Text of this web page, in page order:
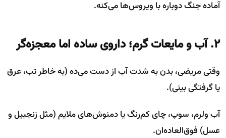
آماده جنگ دوباره با ویروس‌ها می‌کنه.
۲. آب و مایعات گرم؛ داروی ساده اما معجزه‌گر
وقتی مریضی، بدن به شدت آب از دست می‌ده (به خاطر تب، عرق
یا گرفتگی بینی).
آب ولرم، سوپ، چای کم‌رنگ یا دمنوش‌های ملایم (مثل زنجبیل و
عسل) فوق‌العاده‌ان.